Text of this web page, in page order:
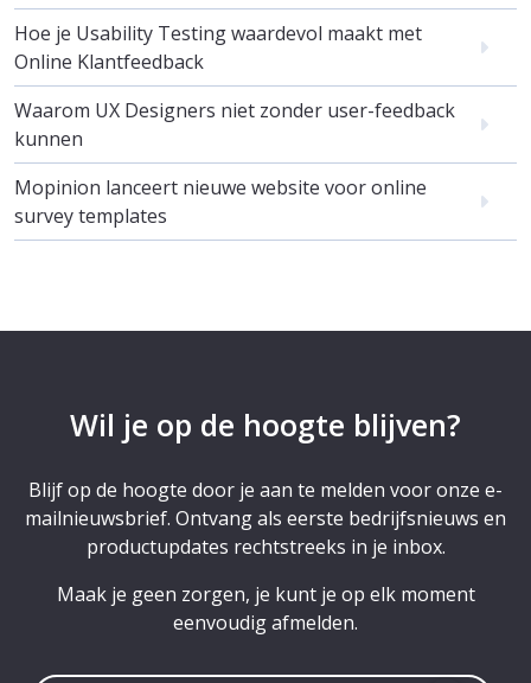
Hoe je Usability Testing waardevol maakt met
Online Klantfeedback
Waarom UX Designers niet zonder user-feedback
kunnen
Mopinion lanceert nieuwe website voor online
survey templates
Wil je op de hoogte blijven?
Blijf op de hoogte door je aan te melden voor onze e-
mailnieuwsbrief. Ontvang als eerste bedrijfsnieuws en
productupdates rechtstreeks in je inbox.
Maak je geen zorgen, je kunt je op elk moment
eenvoudig afmelden.